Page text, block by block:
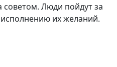
советом. Люди пойдут за
их желаний.